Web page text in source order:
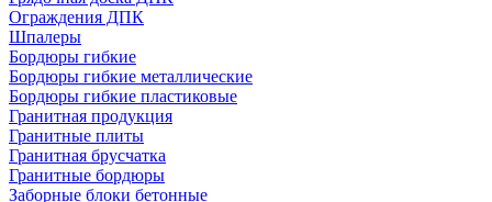
Ограждения ДПК
Шпалеры
Бордюры гибкие
Бордюры гибкие металлические
Бордюры гибкие пластиковые
Гранитная продукция
Гранитные плиты
Гранитная брусчатка
Гранитные бордюры
Заборные блоки бетонные